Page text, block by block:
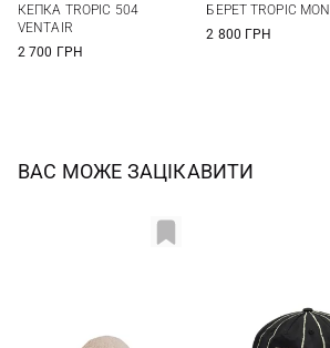
КЕПКА TROPIC 504
VENTAIR
2 700 ГРН
БЕРЕТ TROPIC
2 800 ГРН
ВАС МОЖЕ ЗАЦІКАВИТИ